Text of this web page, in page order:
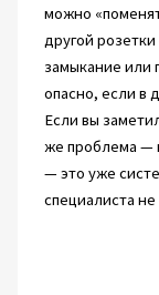
можно
другой
замыкание или
опасно, если в
Если вы
же проблема —
— это уже
специалиста